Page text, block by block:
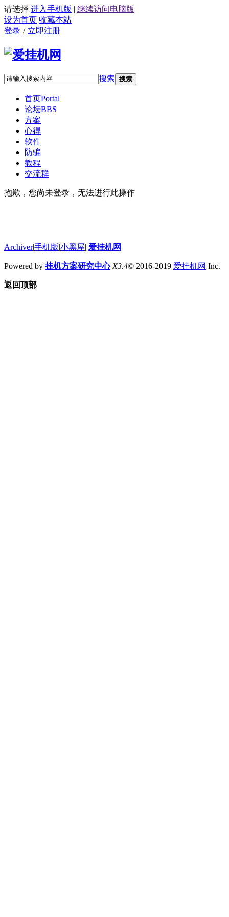
请选择 进入手机版 | 继续访问电脑版
设为首页 收藏本站
登录 / 立即注册
搜索 搜索
首页Portal
论坛BBS
方案
心得
软件
防骗
教程
交流群
抱歉，您尚未登录，无法进行此操作
Archiver|手机版|小黑屋| 爱挂机网
Powered by 挂机方案研究中心 X3.4© 2016-2019 爱挂机网 Inc.
返回顶部